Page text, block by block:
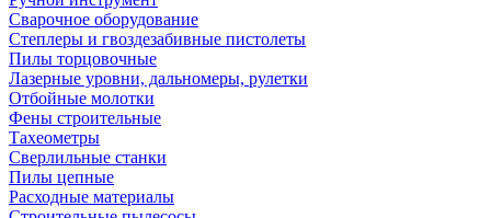
Сварочное оборудование
Степлеры и гвоздезабивные пистолеты
Пилы торцовочные
Лазерные уровни, дальномеры, рулетки
Отбойные молотки
Фены строительные
Тахеометры
Сверлильные станки
Пилы цепные
Расходные материалы